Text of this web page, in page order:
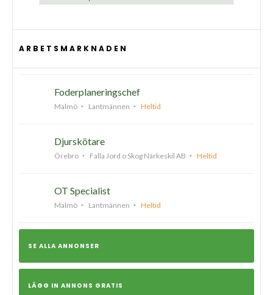
ARBETSMARKNADEN
Foderplaneringschef
Malmö Lantmännen Heltid
Djurskötare
Örebro Falla Jord o Skog Närkeskil AB Heltid
OT Specialist
Malmö Lantmännen Heltid
SE ALLA ANNONSER
LÄGG IN ANNONS GRATIS